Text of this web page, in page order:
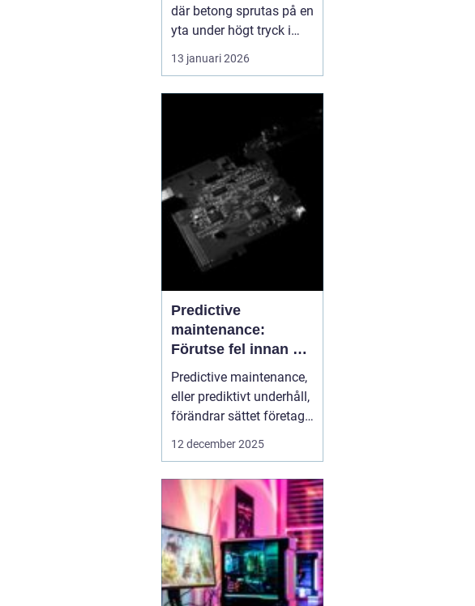
där betong sprutas på en
yta under högt tryck i
stället för att gjutas i
formar. Tekniken a...
13 januari 2026
Predictive
maintenance:
Förutse fel innan de
uppstår med hjälp
av sensorer
Predictive maintenance,
eller prediktivt underhåll,
förändrar sättet företag
hanterar maskiner och
går sönder, använder
system se...
12 december 2025